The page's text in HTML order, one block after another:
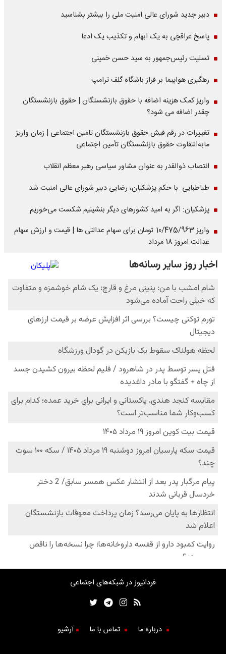
دبیر جدید شورای عالی امنیت ملی را بیشتر بشناسید
پاسخ عراقچی به یک ابهام و تکذیب یک ادعا
تسلیت رئیس‌جمهور به سید حسن خمینی
رهگیری هواپیما بر فراز باشگاه گلف ترامپ
واریز کمک هزینه اضافه با حقوق بازنشستگان | حقوق بازنشستگان
چقدر اضافه می شود؟
تغییرات در رقم فیش حقوق بازنشستگان تامین اجتماعی | زمان واریز
مابه‌التفاوت حقوق بازنشستگان تأمین اجتماعی
انتصاب ذوالقدر به عنوان مشاور سیاسی رهبر معظم انقلاب
طباطبایی: با حکم پزشکیان، رضایی دبیر شورای عالی امنیت شد
پزشکیان: اگر به امید کشورهای دیگر بنشینیم شکست می‌خوریم
واریز 10/475/963 تومان برای سهام عدالتی ها | قیمت و ارزش سهام
عدالت امروز 18 مرداد
فردانیوز در شبکه‌های اجتماعی
درباره ما تماس با ما آرشیو